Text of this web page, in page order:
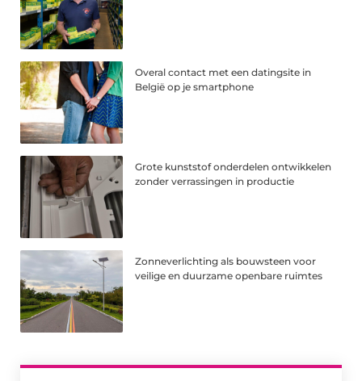
Overal contact met een datingsite in
België op je smartphone
Grote kunststof onderdelen ontwikkelen
zonder verrassingen in productie
Zonneverlichting als bouwsteen voor
veilige en duurzame openbare ruimtes